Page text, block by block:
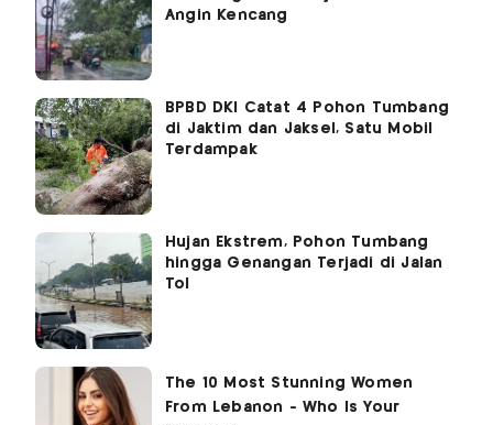
Angin Kencang
BPBD DKI Catat 4 Pohon Tumbang
di Jaktim dan Jaksel, Satu Mobil
Terdampak
Hujan Ekstrem, Pohon Tumbang
hingga Genangan Terjadi di Jalan
Tol